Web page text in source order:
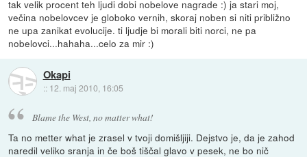
tak velik procent teh ljudi dobi nobelove nagrade :) ja stari moj,
večina nobelovcev je globoko vernih, skoraj noben si niti približno
ne upa zanikat evolucije. ti ljudje bi morali biti norci, ne pa
nobelovci...hahaha...celo za mir :)
Okapi
:: 12. maj 2010, 16:05
Blame the West, no matter what!
Ta no metter what je zrasel v tvoji domišljiji. Dejstvo je, da je zahod
naredil veliko sranja in če boš tiščal glavo v pesek, ne bo nič